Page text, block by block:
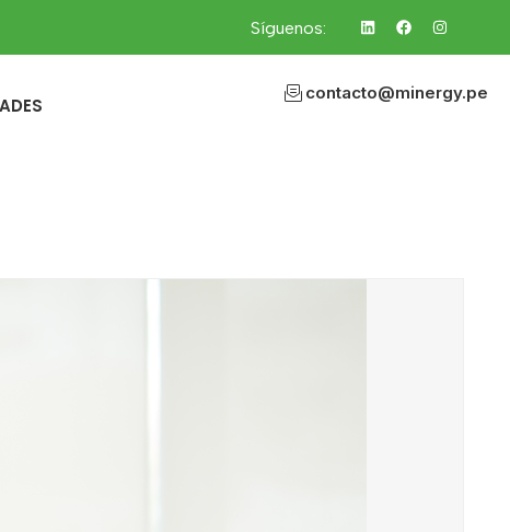
Síguenos:
contacto@minergy.pe